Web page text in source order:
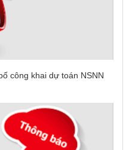
công khai dự toán NSNN